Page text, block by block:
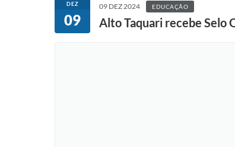
DEZ
09
09 DEZ 2024 EDUCAÇÃO
Alto Taquari recebe Selo